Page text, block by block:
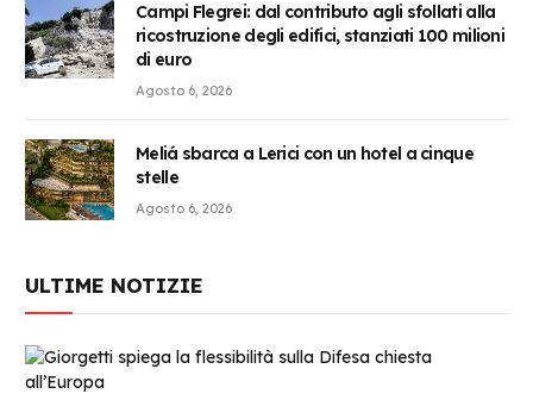
Campi Flegrei: dal contributo agli sfollati alla
ricostruzione degli edifici, stanziati 100 milioni
di euro
Agosto 6, 2026
Meliá sbarca a Lerici con un hotel a cinque
stelle
Agosto 6, 2026
ULTIME NOTIZIE